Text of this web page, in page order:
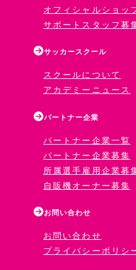
オフィシャルショッ
サポートスタッフ募
サッカースクール
スクールについて
アカデミーニュース
パートナー企業
パートナー企業一覧
パートナー企業募集
所属選手雇用企業募
自販機オーナー募集
お問い合わせ
お問い合わせ
プライバシーポリシ